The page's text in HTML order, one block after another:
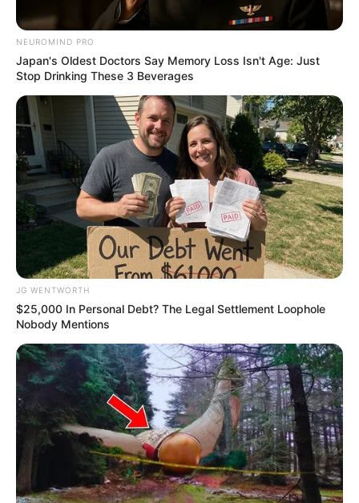
Why this ordinary drink is the secret to feeling
your best every day
CTA FAVORITE
Critics Were Impressed By The Way She Portrayed
Grace Kelly
BRAINBERRIES
NEUROMIND PRO
Japan's Oldest Doctors Say Memory Loss Isn't Age: Just
Stop Drinking These 3 Beverages
JG WENTWORTH
$25,000 In Personal Debt? The Legal Settlement Loophole
Nobody Mentions